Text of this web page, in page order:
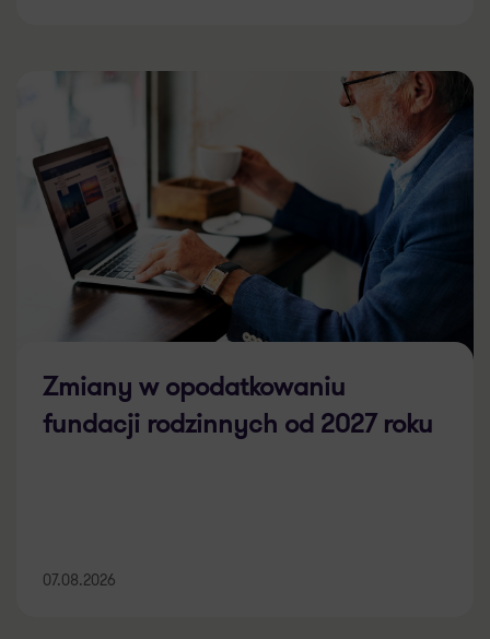
Zmiany w opodatkowaniu
fundacji rodzinnych od 2027 roku
07.08.2026